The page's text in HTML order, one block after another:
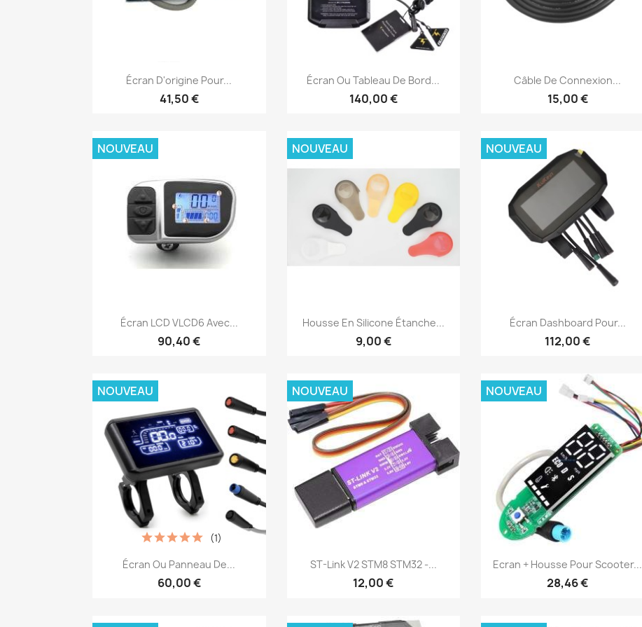
Aperçu rapide
Écran D'origine Pour...
41,50 €
Aperçu rapide
Écran Ou Tableau De Bord...
140,00 €
Aperçu rapide
Câble De Connexion...
15,00 €
 Aperçu rapide
Écran LCD VLCD6 Avec...
90,40 €
NOUVEAU
 Aperçu rapide
Housse En Silicone Étanche...
9,00 €
NOUVEAU
Aperçu rapide
Écran Dashboard Pour...
112,00 €
NOUVEAU
Aperçu rapide
Écran Ou Panneau De...
60,00 €
(1)
NOUVEAU
Aperçu rapide
ST-Link V2 STM8 STM32 -...
12,00 €
NOUVEAU
Aperçu rapide
Ecran + Housse Pour Scooter...
28,46 €
NOUVEAU